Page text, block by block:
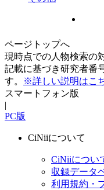
ページトップへ
現時点での人物検索の
記載に基づき研究者番
す。
※詳しい説明はこ
スマートフォン版
|
PC版
CiNiiについて
CiNiiについ
収録データ
利用規約・